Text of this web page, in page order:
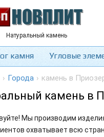
Натуральный камень
камня Угловые
› Города › камень в
камень в
Мы производим
охватывает всю